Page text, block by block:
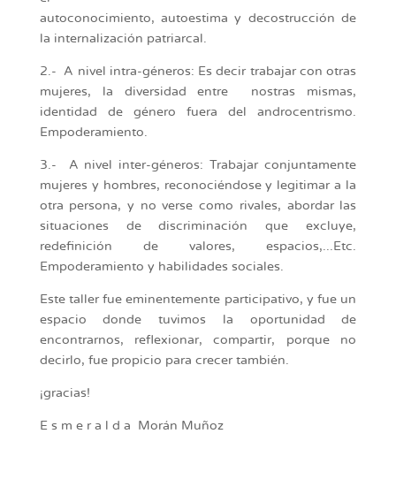
autoconocimiento, autoestima y decostrucción de
la internalización patriarcal.
2.- A nivel intra-géneros: Es decir trabajar con otras
mujeres, la diversidad entre nostras mismas,
identidad de género fuera del androcentrismo.
Empoderamiento.
3.- A nivel inter-géneros: Trabajar conjuntamente
mujeres y hombres, reconociéndose y legitimar a la
otra persona, y no verse como rivales, abordar las
situaciones de discriminación que excluye,
redefinición de valores, espacios,...Etc.
Empoderamiento y habilidades sociales.
Este taller fue eminentemente participativo, y fue un
espacio donde tuvimos la oportunidad de
encontrarnos, reflexionar, compartir, porque no
decirlo, fue propicio para crecer también.
¡gracias!
E s m e r a l d a Morán Muñoz